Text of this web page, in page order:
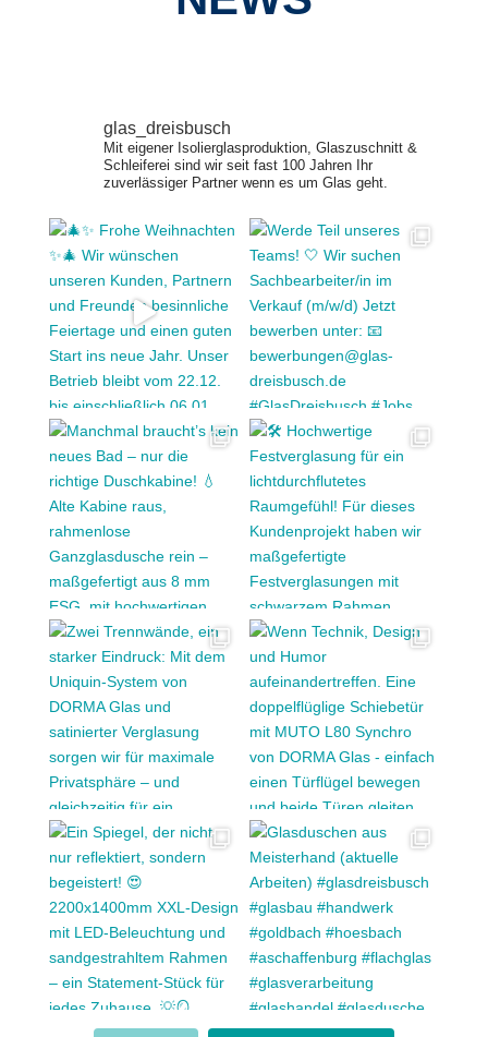
glas_dreisbusch
Mit eigener Isolierglasproduktion, Glaszuschnitt &
Schleiferei sind wir seit fast 100 Jahren Ihr
zuverlässiger Partner wenn es um Glas geht.